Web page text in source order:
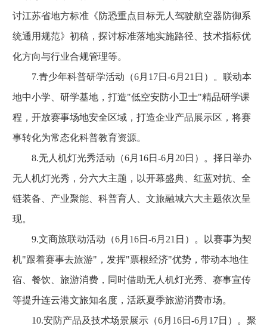
讨江苏省地方标准《防恐重点目标无人驾驶航空器防御系
统通用规范》初稿，探讨标准落地实施路径、技术指标优
化方向与行业合规管理等。
7.青少年科普研学活动（6月17日-6月21日）。联动本
地中小学、研学基地，打造"低空安防小卫士"精品研学课
程，开放赛事场地安全区域，打造企业产品展示区，将赛
事转化为常态化科普教育资源。
8.无人机灯光秀活动（6月16日-6月20日）。择日举办
无人机灯光秀，分六大主题，以开幕盛典、红蓝对抗、全
链装备、产业聚能、科普育人、文旅融城六大主题依次呈
现。
9.文商旅联动活动（6月16日-6月21日）。以赛事为契
机"跟着赛事去旅游"，发挥"票根经济"优势，带动本地住
宿、餐饮、旅游消费，同时借助无人机灯光秀、赛事宣传
等提升连云港文旅知名度，活跃夏季旅游消费市场。
10.安防产品及技术场景展示（6月16日-6月17日）。聚